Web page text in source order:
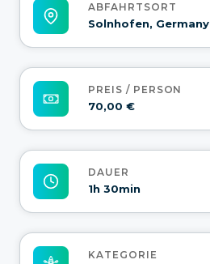
ABFAHRTSORT
Solnhofen, Germany
PREIS / PERSON
70,00 €
DAUER
1h 30min
KATEGORIE